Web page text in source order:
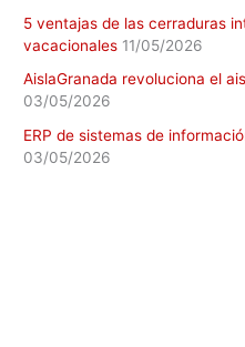
5 ventajas de las cerraduras
vacacionales 11/05/2026
AislaGranada revoluciona el
03/05/2026
ERP de sistemas de
03/05/2026